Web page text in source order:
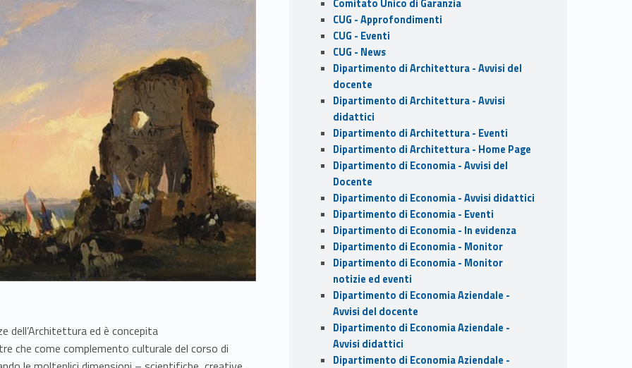
dell’Architettura ed è concepita
che come complemento culturale del corso di
Comitato Unico di Garanzia
CUG - Approfondimenti
CUG - Eventi
CUG - News
Dipartimento di Architettura - Avvisi del
docente
Dipartimento di Architettura - Avvisi
didattici
Dipartimento di Architettura - Eventi
Dipartimento di Architettura - Home Page
Dipartimento di Economia - Avvisi del
Docente
Dipartimento di Economia - Avvisi didattici
Dipartimento di Economia - Eventi
Dipartimento di Economia - In evidenza
Dipartimento di Economia - Monitor
Dipartimento di Economia - Monitor
notizie ed eventi
Dipartimento di Economia Aziendale -
Avvisi del docente
Dipartimento di Economia Aziendale -
Avvisi didattici
Dipartimento di Economia Aziendale -